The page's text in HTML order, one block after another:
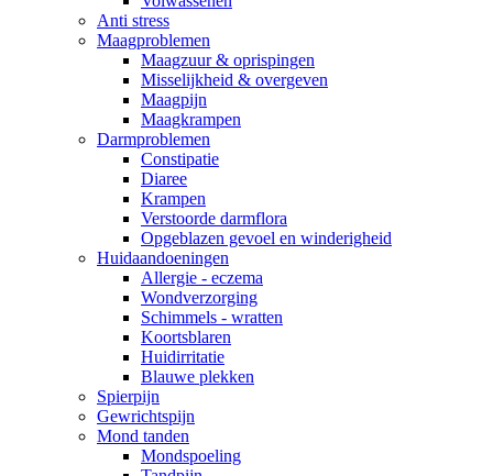
Anti stress
Maagproblemen
Maagzuur & oprispingen
Misselijkheid & overgeven
Maagpijn
Maagkrampen
Darmproblemen
Constipatie
Diaree
Krampen
Verstoorde darmflora
Opgeblazen gevoel en winderigheid
Huidaandoeningen
Allergie - eczema
Wondverzorging
Schimmels - wratten
Koortsblaren
Huidirritatie
Blauwe plekken
Spierpijn
Gewrichtspijn
Mond tanden
Mondspoeling